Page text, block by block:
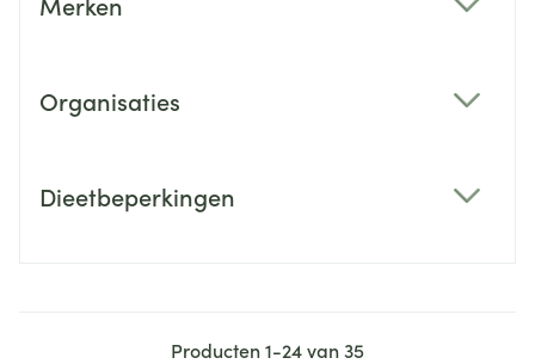
Organisaties
Dieetbeperkingen
Producten1-24van35